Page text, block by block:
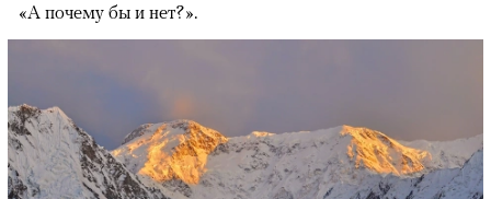
«А почему бы и нет?».